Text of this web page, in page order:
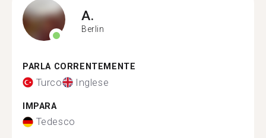
A.
Berlin
PARLA CORRENTEMENTE
Turco Inglese
IMPARA
Tedesco